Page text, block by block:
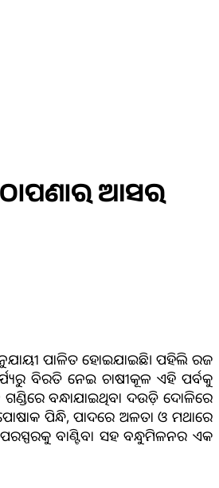
ଆସର
ପାଳିତ ହୋଇଯାଇଛି। ପହିଲି ରଜ
ବିରତି ନେଇ ଚାଷୀକୂଳ ଏହି ପର୍ବକୁ
ବନ୍ଧାଯାଇଥିବା ଦଉଡ଼ି ଦୋଳିରେ
ପିନ୍ଧି, ପାଦରେ ଅଳତା ଓ ମଥାରେ
ବାଣ୍ଟିବା ସହ ବନ୍ଧୁମିଳନର ଏକ